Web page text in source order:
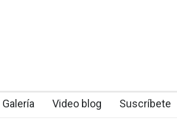
Galería Video blog Suscríbete